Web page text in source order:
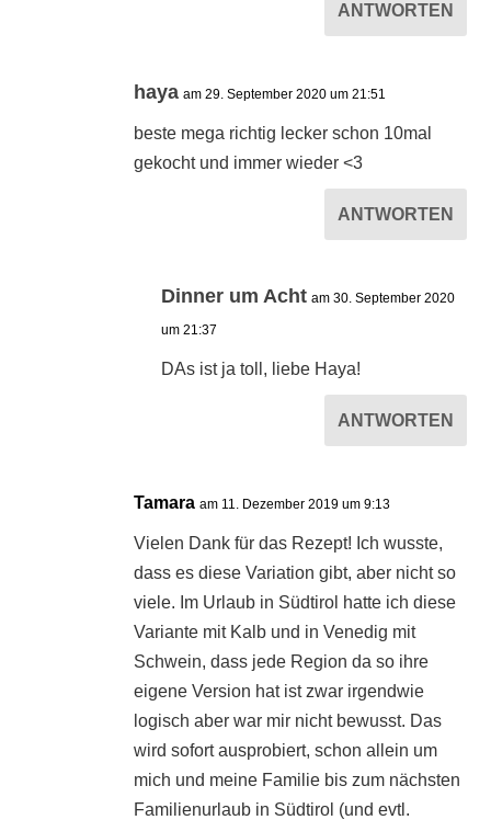
ANTWORTEN
haya am 29. September 2020 um 21:51
beste mega richtig lecker schon 10mal
gekocht und immer wieder <3
ANTWORTEN
Dinner um Acht am 30. September 2020
um 21:37
DAs ist ja toll, liebe Haya!
ANTWORTEN
Tamara am 11. Dezember 2019 um 9:13
Vielen Dank für das Rezept! Ich wusste,
dass es diese Variation gibt, aber nicht so
viele. Im Urlaub in Südtirol hatte ich diese
Variante mit Kalb und in Venedig mit
Schwein, dass jede Region da so ihre
eigene Version hat ist zwar irgendwie
logisch aber war mir nicht bewusst. Das
wird sofort ausprobiert, schon allein um
mich und meine Familie bis zum nächsten
Familienurlaub in Südtirol (und evtl.